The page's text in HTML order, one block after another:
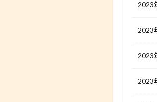
2023
2023
2023
2023